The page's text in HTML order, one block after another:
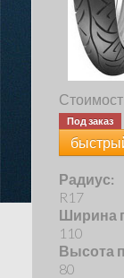
Под заказ
Радиус:
R17
Ширина
110
Высота
80